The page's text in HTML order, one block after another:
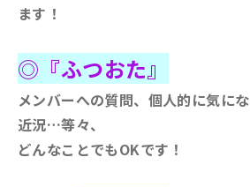
ます！
◎『ふつおた』
メンバーへの質問、個人的に気に
近況…等々、
どんなことでもOKです！